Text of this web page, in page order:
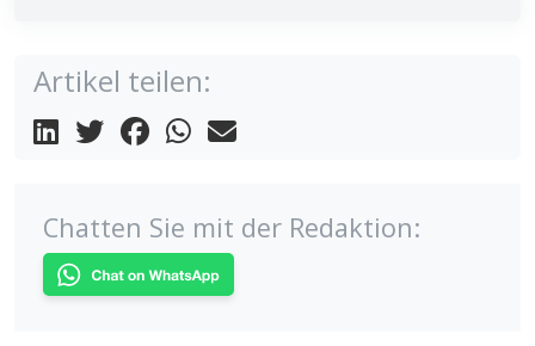
Artikel teilen:
Chatten Sie mit der Redaktion: